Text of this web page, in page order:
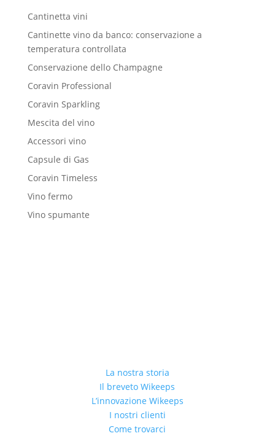
Cantinetta vini
Cantinette vino da banco: conservazione a
temperatura controllata
Conservazione dello Champagne
Coravin Professional
Coravin Sparkling
Mescita del vino
Accessori vino
Capsule di Gas
Coravin Timeless
Vino fermo
Vino spumante
La nostra storia
Il breveto Wikeeps
L’innovazione Wikeeps
I nostri clienti
Come trovarci